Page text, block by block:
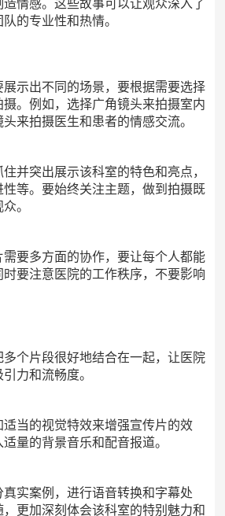
情感。这些故事可以让观众深入了
的专业性和热情。
展示出不同的场景，要根据需要选择
。例如，选择广角镜头来拍摄室内
来拍摄医生和患者的情感交流。
并突出展示该科室的特色和亮点，
等。要始终关注主题，做到拍摄既
。
要多方面的协作，要让每个人都能
要注意医院的工作秩序，不要影响
个片段很好地结合在一起，让医院
力和流畅度。
当的视觉特效来增强宣传片的效
量的背景音乐和配音报道。
实案例，进行语音转换和字幕处
更加深刻体会该科室的特别魅力和